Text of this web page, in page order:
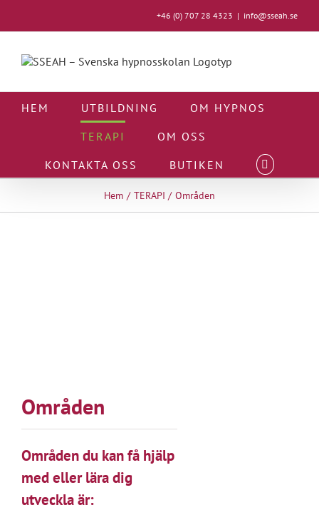
innehållet
+46 (0) 707 28 4323 | info@sseah.se
HEM UTBILDNING
OM HYPNOS
TERAPI
OM OSS
KONTAKTA OSS
BUTIKEN
Hem TERAPI Områden
Områden
Områden du kan få hjälp
med eller lära dig
utveckla är: